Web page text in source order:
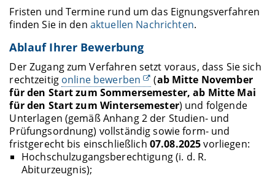
Fristen und Termine rund um das Eignungsverfahren
finden Sie in den aktuellen Nachrichten.
Ablauf Ihrer Bewerbung
Der Zugang zum Verfahren setzt voraus, dass Sie sich
rechtzeitig online bewerben (ab Mitte November
für den Start zum Sommersemester, ab Mitte Mai
für den Start zum Wintersemester) und folgende
Unterlagen (gemäß Anhang 2 der Studien- und
Prüfungsordnung) vollständig sowie form- und
fristgerecht bis einschließlich 07.08.2025vorliegen:
Hochschulzugangsberechtigung (i. d. R.
Abiturzeugnis);